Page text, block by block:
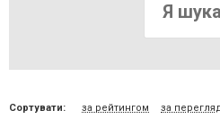
Сортувати: за рейтингом за